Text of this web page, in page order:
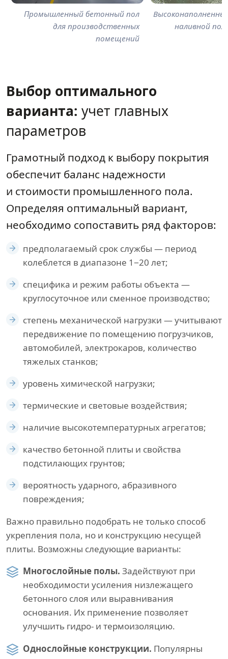
Промышленный бетонный пол
для производственных
помещений
наливной пол
Выбор оптимального
варианта: учет главных
параметров
Грамотный подход к выбору покрытия
обеспечит баланс надежности
и стоимости промышленного пола.
Определяя оптимальный вариант,
необходимо сопоставить ряд факторов:
предполагаемый срок службы — период
колеблется в диапазоне 1−20 лет;
специфика и режим работы объекта —
круглосуточное или сменное производство;
степень механической нагрузки — учитывают
передвижение по помещению погрузчиков,
автомобилей, электрокаров, количество
тяжелых станков;
уровень химической нагрузки;
термические и световые воздействия;
наличие высокотемпературных агрегатов;
качество бетонной плиты и свойства
подстилающих грунтов;
вероятность ударного, абразивного
повреждения;
Важно правильно подобрать не только способ
укрепления пола, но и конструкцию несущей
плиты. Возможны следующие варианты:
Многослойные полы. Задействуют при
необходимости усиления низлежащего
бетонного слоя или выравнивания
основания. Их применение позволяет
улучшить гидро- и термоизоляцию.
Однослойные конструкции. Популярны